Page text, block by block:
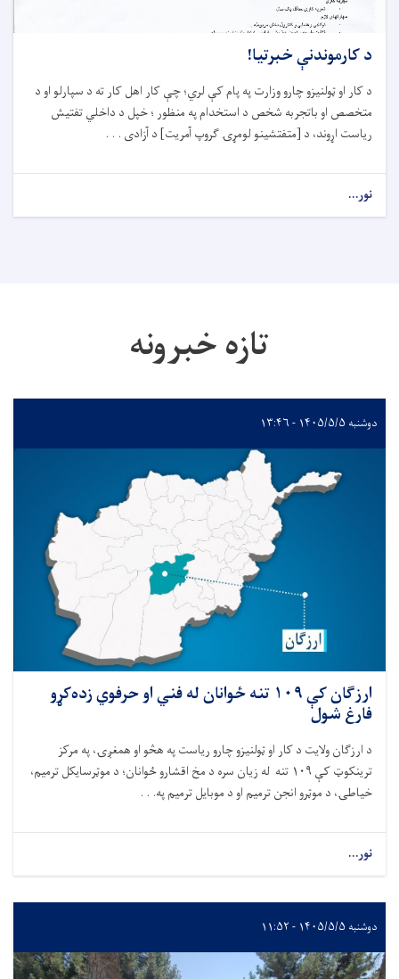
د کارموندنې خبرتیا!
د کار او ټولنیزو چارو وزارت په پام کې لري؛ چې کار اهل کار ته د سپارلو او د
متخصص او باتجربه شخص د استخدام په منظور ؛ خپل د داخلي تفتیش
ریاست اړوند، د [متفتشینو لومړۍ ګروپ آمریت] د آزادی . . .
نور...
تازه خبرونه
دوشنبه ۱۴۰۵/۵/۵ - ۱۳:۴۶
ارزګان کې ۱۰۹ تنه ځوانان له فني او حرفوي زده‌کړو
فارغ شول
د ارزګان ولایت د کار او ټولنیزو چارو ریاست په هڅو او همغږۍ، په مرکز
ترینکوټ کې ۱۰۹ تنه له زیان سره د مخ اقشارو ځوانان؛ د موټرسایکل ترمیم،
خیاطۍ، د موټرو انجن ترمیم او د موبایل ترمیم په. . .
نور...
دوشنبه ۱۴۰۵/۵/۵ - ۱۱:۵۲